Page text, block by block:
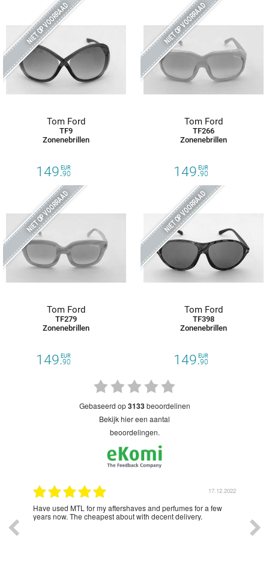
NIET OP VOORRAAD
Tom Ford
TF9
Zonenebrillen
149.90
EUR
NIET OP VOORRAAD
Tom Ford
TF266
Zonenebrillen
149.90
EUR
NIET OP VOORRAAD
Tom Ford
TF279
Zonenebrillen
149.90
EUR
NIET OP VOORRAAD
Tom Ford
TF398
Zonenebrillen
149.90
EUR
gebaseerd op3133beoordelinen
bekijk hier een aantal
beoordelingen.
17.12.2022
Have used MTL for my aftershaves and perfumes for a few
years now. The cheapest about with decent delivery.